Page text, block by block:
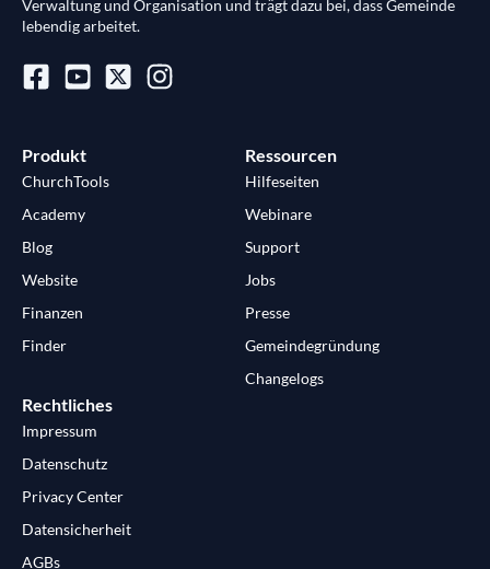
Verwaltung und Organisation und trägt dazu bei, dass Gemeinde
lebendig arbeitet.
Produkt
ChurchTools
Academy
Blog
Website
Finanzen
Finder
Ressourcen
Hilfeseiten
Webinare
Support
Jobs
Presse
Gemeindegründung
Changelogs
Rechtliches
Impressum
Datenschutz
Privacy Center
Datensicherheit
AGBs